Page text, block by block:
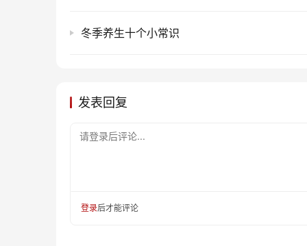
冬季养生十个小常识
发表回复
请登录后评论...
登录后才能评论